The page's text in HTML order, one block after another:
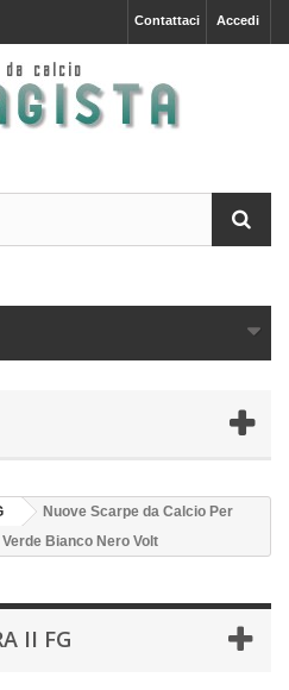
Accedi
Contattaci
Nuove Scarpe da Calcio Per
Bianco Nero Volt
II FG